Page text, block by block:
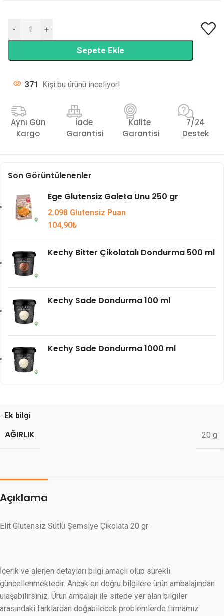
- +
Sepete Ekle
371 Kişi bu ürünü inceliyor!
Aynı Gün
Kargo
İade
Garantisi
Kalite
Garantisi
7/24
Destek
Son Görüntülenenler
Ege Glutensiz Galeta Unu 250 gr
2.098 Glutensiz Puan
104,90₺
Kechy Bitter Çikolatalı Dondurma 500 ml
Kechy Sade Dondurma 100 ml
Kechy Sade Dondurma 1000 ml
Ek bilgi
AĞIRLIK 20 g
Açıklama
Elit Glutensiz Sütlü Şemsiye Çikolata 20 gr
İçerik ve alerjen detayları bilgi amaçlı olup sürekli
güncellenmektedir. Ancak en doğru bilgilere ürün ambalajından
ulaşabilirsiniz. Ürün ambalajı ile sitede yer alan bilgiler
arasındaki farklardan doğabilecek problemlerde firmamız